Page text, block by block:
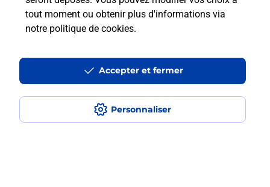
tout moment ou obtenir plus d'informations via
notre politique de cookies.
Personnaliser
Accepter et fermer
Localiser Liste Ain MIRIBEL MIRIBEL PDC1